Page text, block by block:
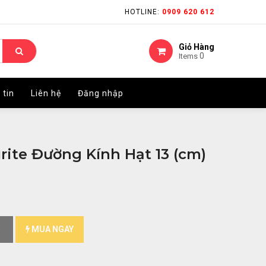
HOTLINE: 0909 620 612
Giỏ Hàng
Items 0
tin Liên hệ Đăng nhập
HOTLINE: 0909 620 612
Giỏ Hàng
Items 0
tin Liên hệ Đăng nhập
Đường Kính Hạt 13 (cm)
MUA NGAY